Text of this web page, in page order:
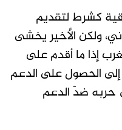
كشرط لتقديم
ولكن الأخير يخشى
إذا ما أقدم على
الحصول على الدعم
حربه ضدّ الدعم